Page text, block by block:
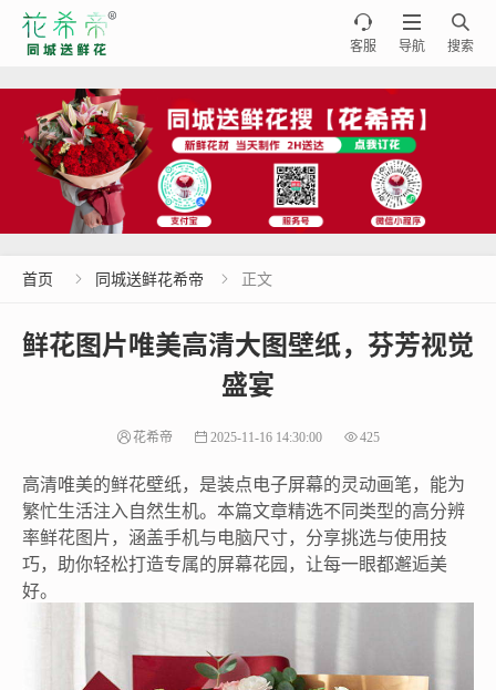

搜索

导航

客服
首页  同城送鲜花希帝  正文
鲜花图片唯美高清大图壁纸，芬芳视觉
盛宴
花希帝 2025-11-16 14:30:00 425
高清唯美的鲜花壁纸，是装点电子屏幕的灵动画笔，能为
繁忙生活注入自然生机。本篇文章精选不同类型的高分辨
率鲜花图片，涵盖手机与电脑尺寸，分享挑选与使用技
巧，助你轻松打造专属的屏幕花园，让每一眼都邂逅美
好。